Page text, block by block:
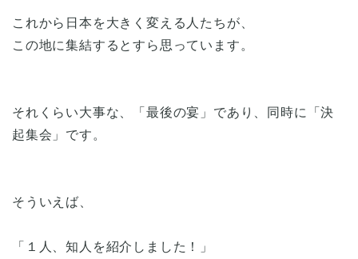
これから日本を大きく変える人たちが、
この地に集結するとすら思っています。
それくらい大事な、「最後の宴」であり、同時に「決
起集会」です。
そういえば、
「１人、知人を紹介しました！」